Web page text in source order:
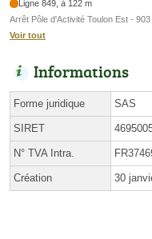
Ligne 849, à 122 m
Arrêt Pôle d'Activité Toulon Est -
Voir tout
Informations
Forme juridique SAS
SIRET
N° TVA Intra.
Création 30